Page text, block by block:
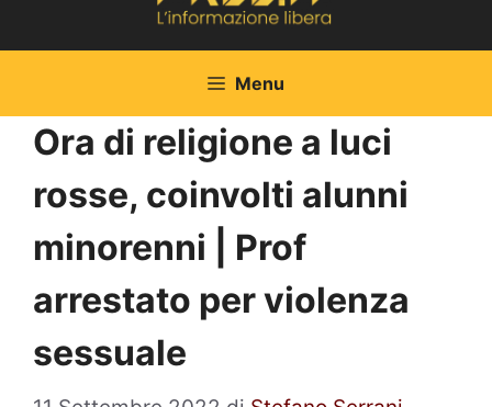
Menu
Ora di religione a luci
rosse, coinvolti alunni
minorenni | Prof
arrestato per violenza
sessuale